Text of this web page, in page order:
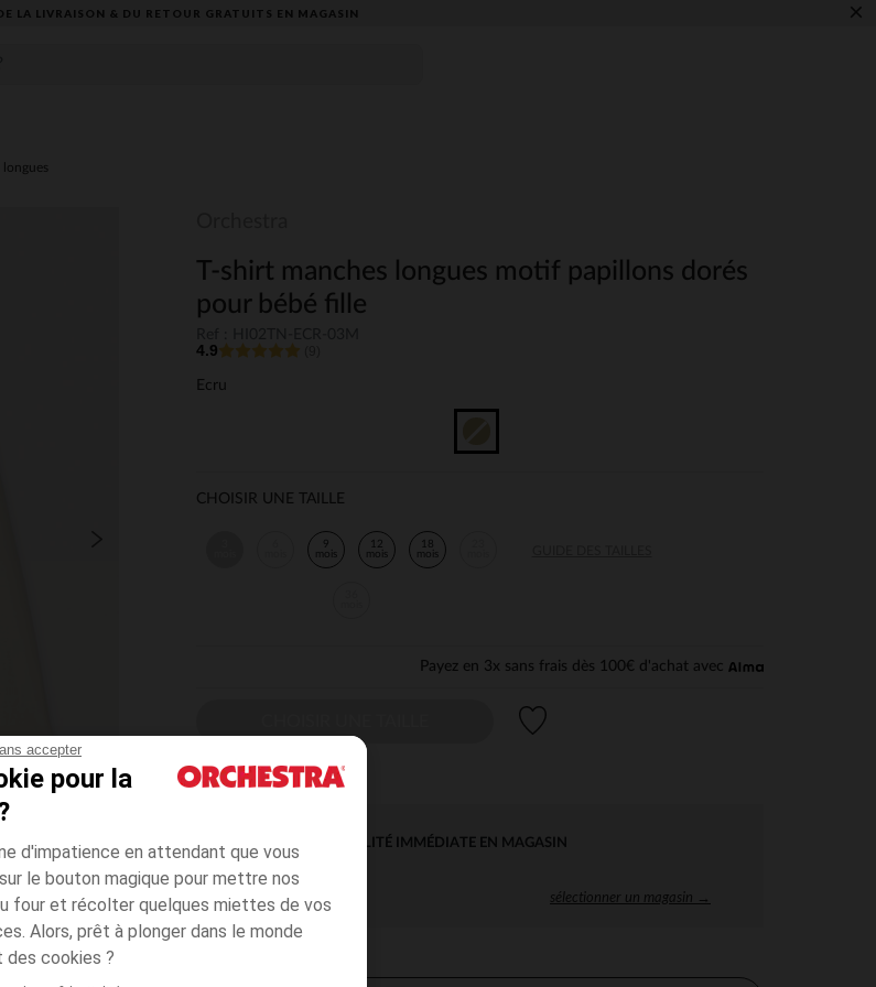
accepter
pour la
d'impatience en attendant que vous
le bouton magique pour mettre nos
four et récolter quelques miettes de vos
Alors, prêt à plonger dans le monde
des cookies ?
LA LIVRAISON & DU RETOUR GRATUITS EN MAGASIN​ ×
longues
T-shirt manches longues motif papillons dorés
pour bébé fille
4.9
Ecru
CHOISIR UNE TAILLE
9
mois
12
mois
18
mois
Payez en 3x sans frais dès 100€ d'achat avec
DISPONIBILITÉ IMMÉDIATE EN MAGASIN
sélectionner un magasin →